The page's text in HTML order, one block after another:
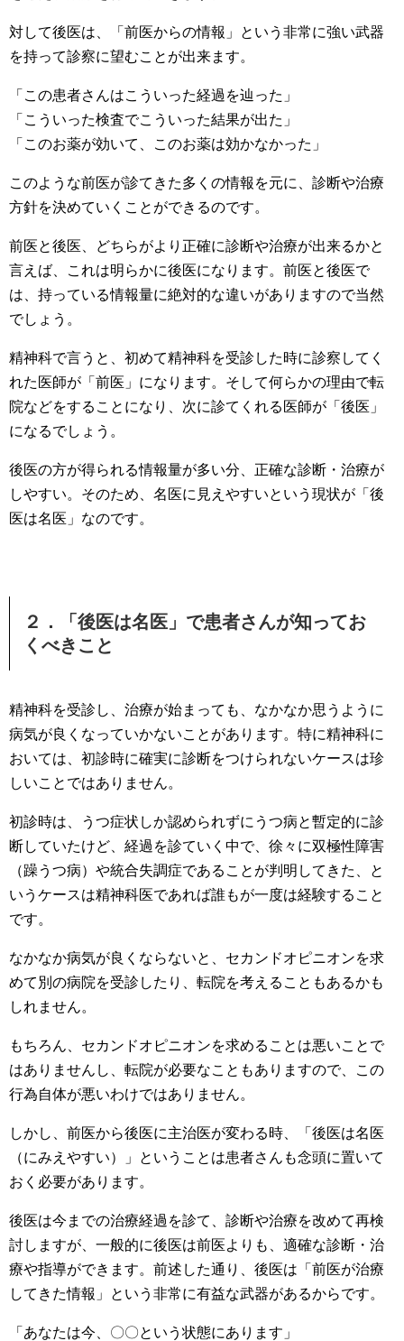
対して後医は、「前医からの情報」という非常に強い武器
を持って診察に望むことが出来ます。
「この患者さんはこういった経過を辿った」
「こういった検査でこういった結果が出た」
「このお薬が効いて、このお薬は効かなかった」
このような前医が診てきた多くの情報を元に、診断や治療
方針を決めていくことができるのです。
前医と後医、どちらがより正確に診断や治療が出来るかと
言えば、これは明らかに後医になります。前医と後医で
は、持っている情報量に絶対的な違いがありますので当然
でしょう。
精神科で言うと、初めて精神科を受診した時に診察してく
れた医師が「前医」になります。そして何らかの理由で転
院などをすることになり、次に診てくれる医師が「後医」
になるでしょう。
後医の方が得られる情報量が多い分、正確な診断・治療が
しやすい。そのため、名医に見えやすいという現状が「後
医は名医」なのです。
２．「後医は名医」で患者さんが知ってお
くべきこと
精神科を受診し、治療が始まっても、なかなか思うように
病気が良くなっていかないことがあります。特に精神科に
おいては、初診時に確実に診断をつけられないケースは珍
しいことではありません。
初診時は、うつ症状しか認められずにうつ病と暫定的に診
断していたけど、経過を診ていく中で、徐々に双極性障害
（躁うつ病）や統合失調症であることが判明してきた、と
いうケースは精神科医であれば誰もが一度は経験すること
です。
なかなか病気が良くならないと、セカンドオピニオンを求
めて別の病院を受診したり、転院を考えることもあるかも
しれません。
もちろん、セカンドオピニオンを求めることは悪いことで
はありませんし、転院が必要なこともありますので、この
行為自体が悪いわけではありません。
しかし、前医から後医に主治医が変わる時、「後医は名医
（にみえやすい）」ということは患者さんも念頭に置いて
おく必要があります。
後医は今までの治療経過を診て、診断や治療を改めて再検
討しますが、一般的に後医は前医よりも、適確な診断・治
療や指導ができます。前述した通り、後医は「前医が治療
してきた情報」という非常に有益な武器があるからです。
「あなたは今、〇〇という状態にあります」